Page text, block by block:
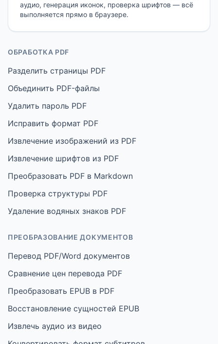
аудио, генерация иконок, проверка шрифтов — всё
выполняется прямо в браузере.
ОБРАБОТКА PDF
Разделить страницы PDF
Объединить PDF-файлы
Удалить пароль PDF
Исправить формат PDF
Извлечение изображений из PDF
Извлечение шрифтов из PDF
Преобразовать PDF в Markdown
Проверка структуры PDF
Удаление водяных знаков PDF
ПРЕОБРАЗОВАНИЕ ДОКУМЕНТОВ
Перевод PDF/Word документов
Сравнение цен перевода PDF
Преобразовать EPUB в PDF
Восстановление сущностей EPUB
Извлечь аудио из видео